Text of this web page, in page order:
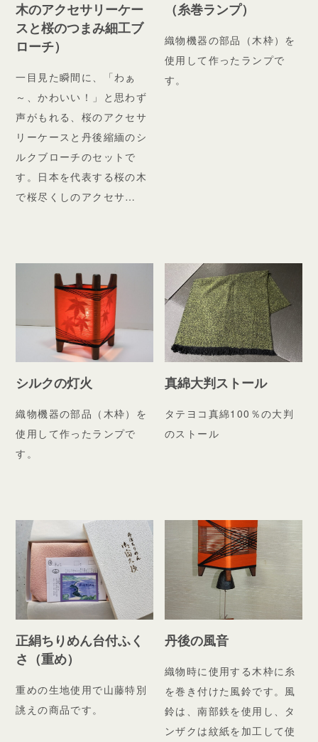
木のアクセサリーケー
スと桜のつまみ細工ブ
ローチ）
一目見た瞬間に、「わぁ
～、かわいい！」と思わず
声がもれる、桜のアクセサ
リーケースと丹後縮緬のシ
ルクブローチのセットで
す。日本を代表する桜の木
で桜尽くしのアクセサ…
（糸巻ランプ）
織物機器の部品（木枠）を
使用して作ったランプで
す。
シルクの灯火
織物機器の部品（木枠）を
使用して作ったランプで
す。
真綿大判ストール
タテヨコ真綿100％の大判
のストール
正絹ちりめん台付ふく
さ（重め）
重めの生地使用で山藤特別
誂えの商品です。
丹後の風音
織物時に使用する木枠に糸
を巻き付けた風鈴です。風
鈴は、南部鉄を使用し、タ
ンザクは紋紙を加工して使